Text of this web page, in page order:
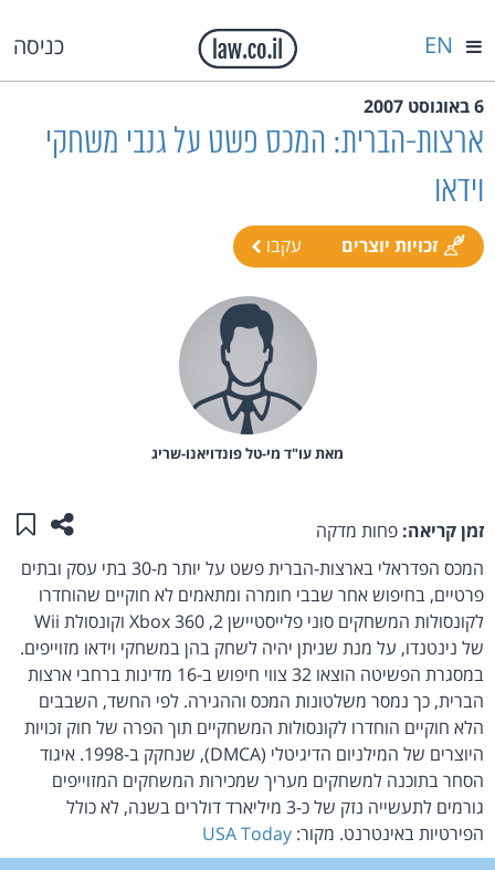
כניסה EN
6 באוגוסט 2007
ארצות-הברית: המכס פשט על גנבי משחקי
וידאו
זכויות יוצרים עקבו
מאת‏ עו"ד מי-טל פונדויאנו-שריג
זמן קריאה: פחות מדקה שתפו
המכס הפדראלי בארצות-הברית פשט על יותר מ-30 בתי עסק ובתים
פרטיים, בחיפוש אחר שבבי חומרה ומתאמים לא חוקיים שהוחדרו
לקונסולות המשחקים סוני פלייסטיישן 2, Xbox 360 וקונסולת Wii
של נינטנדו, על מנת שניתן יהיה לשחק בהן במשחקי וידאו מזוייפים.
במסגרת הפשיטה הוצאו 32 צווי חיפוש ב-16 מדינות ברחבי ארצות
הברית, כך נמסר משלטונות המכס וההגירה. לפי החשד, השבבים
הלא חוקיים הוחדרו לקונסולות המשחקיים תוך הפרה של חוק זכויות
היוצרים של המילניום הדיגיטלי (DMCA), שנחקק ב-1998. איגוד
הסחר בתוכנה למשחקים מעריך שמכירות המשחקים המזוייפים
גורמים לתעשייה נזק של כ-3 מיליארד דולרים בשנה, לא כולל
הפירטיות באינטרנט. מקור: USA Today